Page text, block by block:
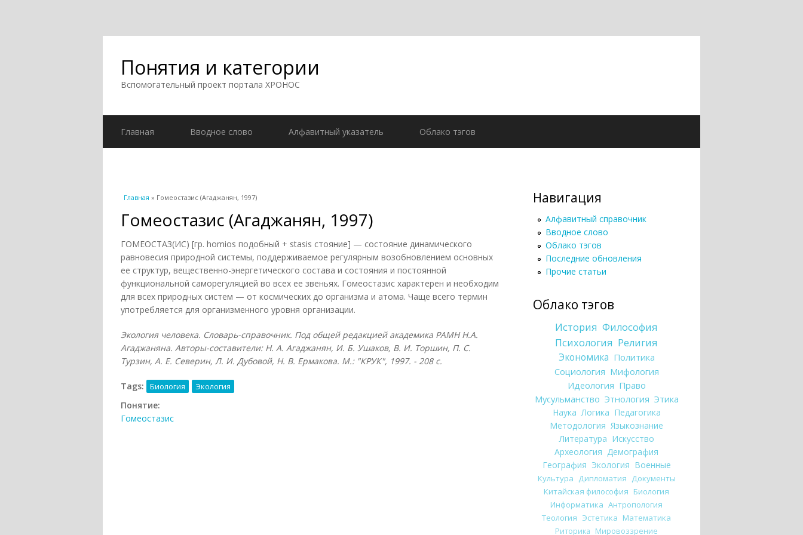
Понятия и категории
Вспомогательный проект портала ХРОНОС
Главная Вводное слово Алфавитный указатель Облако тэгов
Вы здесь
Главная » Гомеостазис (Агаджанян, 1997)
Гомеостазис (Агаджанян, 1997)
ГОМЕОСТАЗ(ИС) [гр. homios подобный + stasis стояние] — состояние динамического
равновесия природной системы, поддерживаемое регулярным возобновлением основных
ее структур, вещественно-энергетического состава и состояния и постоянной
функциональной саморегуляцией во всех ее звеньях. Гомеостазис характерен и необходим
для всех природных систем — от космических до организма и атома. Чаще всего термин
употребляется для организменного уровня организации.
Экология человека. Словарь-справочник. Под общей редакцией академика РАМН Н.А.
Агаджаняна. Авторы-составители: Н. А. Агаджанян, И. Б. Ушаков, В. И. Торшин, П. С.
Турзин, А. Е. Северин, Л. И. Дубовой, Н. В. Ермакова. М.: "КРУК", 1997. - 208 с.
Tags: Биология Экология
Понятие:
Гомеостазис
Навигация
Алфавитный справочник
Вводное слово
Облако тэгов
Последние обновления
Прочие статьи
Облако тэгов
История Философия
Психология Религия
Экономика Политика
Социология Мифология
Идеология Право
Мусульманство Этнология Этика
Наука Логика Педагогика
Методология Языкознание
Литература Искусство
Археология Демография
География Экология Военные
Культура Дипломатия Документы
Китайская философия Биология
Информатика Антропология
Теология Эстетика Математика
Риторика Мировоззрение